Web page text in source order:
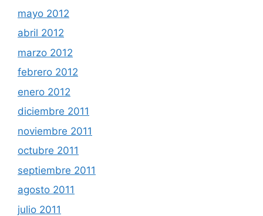
mayo 2012
abril 2012
marzo 2012
febrero 2012
enero 2012
diciembre 2011
noviembre 2011
octubre 2011
septiembre 2011
agosto 2011
julio 2011